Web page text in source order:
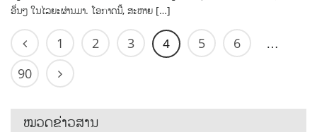
ອື່ນໆ ໃນໄລຍະຜ່ານມາ. ໂອກາດນີ້, ສະຫາຍ […]
1 2 3 4 5 6 …
90
ໝວດຂ່າວສານ